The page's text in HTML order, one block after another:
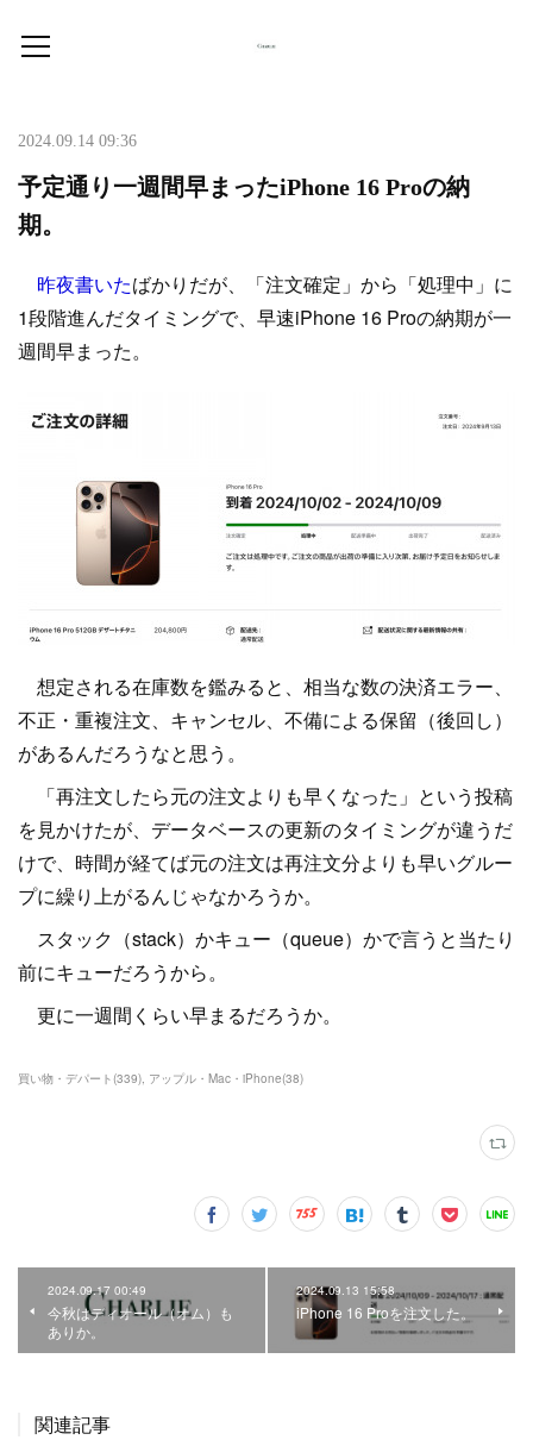
2024.09.14 09:36
予定通り一週間早まったiPhone 16 Proの納
期。
昨夜書いたばかりだが、「注文確定」から「処理中」に
1段階進んだタイミングで、早速iPhone 16 Proの納期が一
週間早まった。
想定される在庫数を鑑みると、相当な数の決済エラー、
不正・重複注文、キャンセル、不備による保留（後回し）
があるんだろうなと思う。
「再注文したら元の注文よりも早くなった」という投稿
を見かけたが、データベースの更新のタイミングが違うだ
けで、時間が経てば元の注文は再注文分よりも早いグルー
プに繰り上がるんじゃなかろうか。
スタック（stack）かキュー（queue）かで言うと当たり
前にキューだろうから。
更に一週間くらい早まるだろうか。
買い物・デパート(339) アップル・Mac・iPhone(38)
2024.09.17 00:49
今秋はディオール（オム）も
ありか。
2024.09.13 15:58
iPhone 16 Proを注文した。
関連記事